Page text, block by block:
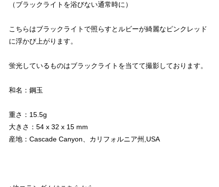
（ブラックライトを浴びない通常時に）
こちらはブラックライトで照らすとルビーが綺麗なピンクレッド
に浮かび上がります。
蛍光しているものはブラックライトを当てて撮影しております。
和名：鋼玉
重さ：15.5g
大きさ：54 x 32 x 15 mm
産地：Cascade Canyon、カリフォルニア州,USA